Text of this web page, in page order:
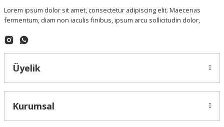
Lorem ipsum dolor sit amet, consectetur adipiscing elit. Maecenas
fermentum, diam non iaculis finibus, ipsum arcu sollicitudin dolor,
Üyelik
Kurumsal